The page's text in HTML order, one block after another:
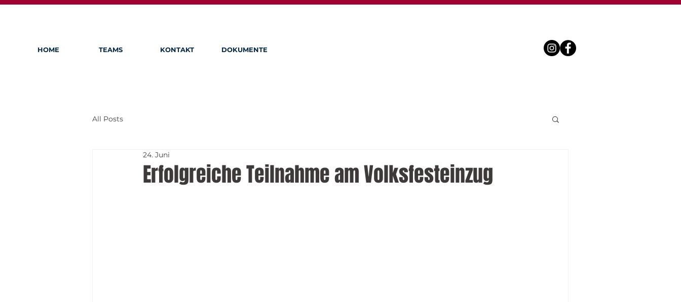
HOME TEAMS KONTAKT DOKUMENTE
All Posts
Erfolgreiche Teilnahme am Volksfesteinzug
24. Juni